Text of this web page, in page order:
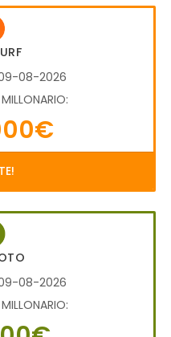
08-2026
08-2026